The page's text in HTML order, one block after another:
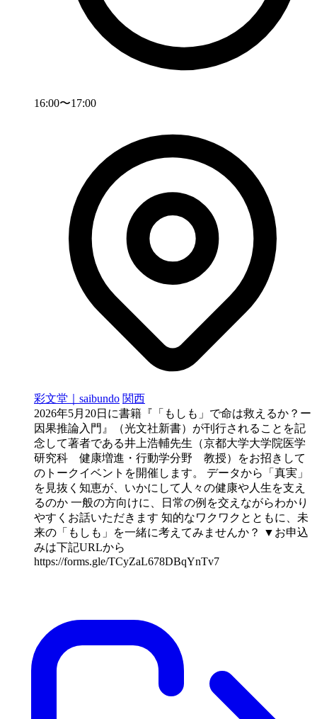
16:00〜17:00
彩文堂｜saibundo 関西
2026年5月20日に書籍『「もしも」で命は救えるか？ー
因果推論入門』（光文社新書）が刊行されることを記
念して著者である井上浩輔先生（京都大学大学院医学
研究科 健康増進・行動学分野 教授）をお招きして
のトークイベントを開催します。 データから「真実」
を見抜く知恵が、いかにして人々の健康や人生を支え
るのか 一般の方向けに、日常の例を交えながらわかり
やすくお話いただきます 知的なワクワクとともに、未
来の「もしも」を一緒に考えてみませんか？ ▼お申込
みは下記URLから
https://forms.gle/TCyZaL678DBqYnTv7